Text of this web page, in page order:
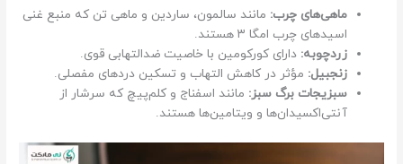
ماهی‌های چرب: مانند سالمون، ساردین و ماهی تن که منبع غنی
اسیدهای چرب امگا ۳ هستند.
زردچوبه: دارای کورکومین با خاصیت ضدالتهابی قوی.
زنجبیل: مؤثر در کاهش التهاب و تسکین دردهای مفصلی.
سبزیجات برگ سبز: مانند اسفناج و کلم‌پیچ که سرشار از
آنتی‌اکسیدان‌ها و ویتامین‌ها هستند.